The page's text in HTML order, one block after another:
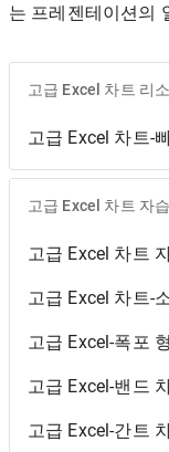
는 프레젠테이션의
고급 Excel 차트 리
고급 Excel 차트-
고급 Excel 차트 자
고급 Excel 차트
고급 Excel 차트-
고급 Excel-폭포
고급 Excel-밴드
고급 Excel-간트